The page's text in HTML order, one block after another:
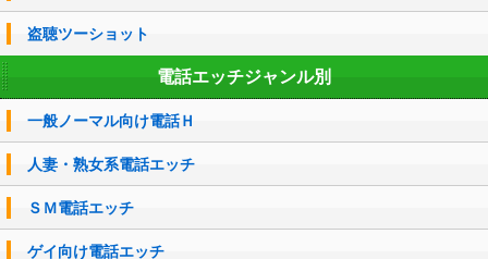
盗聴ツーショット
電話エッチジャンル別
一般ノーマル向け電話Ｈ
人妻・熟女系電話エッチ
ＳＭ電話エッチ
ゲイ向け電話エッチ